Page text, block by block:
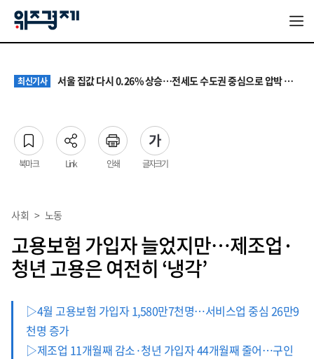
최신기사 서울 집값 다시 0.26% 상승…전세도 수도권 중심으로 압박 커져
최신기사 원·하청 교섭 갈등에 안전 지원 위축까지… 노란봉투법 불확실성 해법은
최신기사 청소년 혐오 표현, '처벌과 낙인'에서 '교양과 상식'으로
북마크 Link 인쇄 글자크기
사회 > 노동
고용보험 가입자 늘었지만…제조업·
청년 고용은 여전히 ‘냉각’
▷4월 고용보험 가입자 1,580만7천명…서비스업 중심 26만9
천명 증가
▷제조업 11개월째 감소·청년 가입자 44개월째 줄어…구인